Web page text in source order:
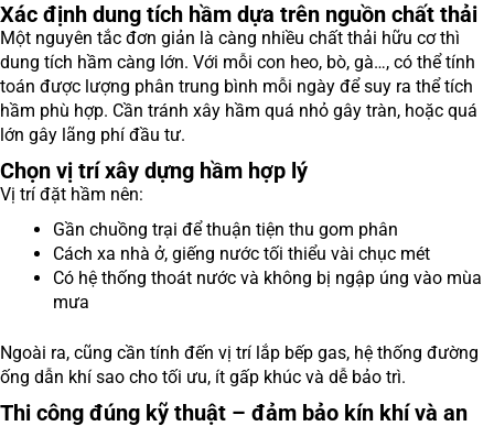
Xác định dung tích hầm dựa trên nguồn chất thải
Một nguyên tắc đơn giản là càng nhiều chất thải hữu cơ thì
dung tích hầm càng lớn. Với mỗi con heo, bò, gà…, có thể tính
toán được lượng phân trung bình mỗi ngày để suy ra thể tích
hầm phù hợp. Cần tránh xây hầm quá nhỏ gây tràn, hoặc quá
lớn gây lãng phí đầu tư.
Chọn vị trí xây dựng hầm hợp lý
Vị trí đặt hầm nên:
Gần chuồng trại để thuận tiện thu gom phân
Cách xa nhà ở, giếng nước tối thiểu vài chục mét
Có hệ thống thoát nước và không bị ngập úng vào mùa
mưa
Ngoài ra, cũng cần tính đến vị trí lắp bếp gas, hệ thống đường
ống dẫn khí sao cho tối ưu, ít gấp khúc và dễ bảo trì.
Thi công đúng kỹ thuật – đảm bảo kín khí và an